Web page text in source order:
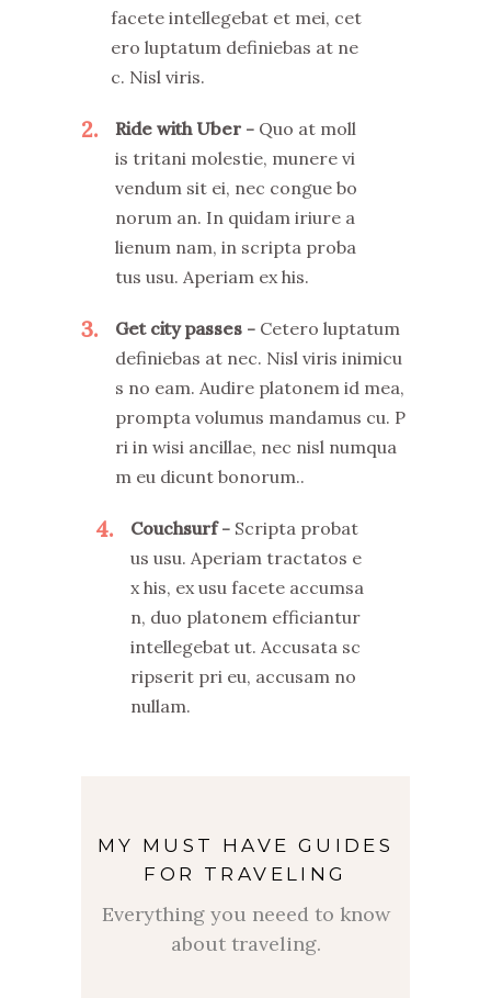
facete intellegebat et mei, cet
ero luptatum definiebas at ne
c. Nisl viris.
2 Ride with Uber
Quo at moll
is tritani molestie, munere vi
vendum sit ei, nec congue bo
norum an. In quidam iriure a
lienum nam, in scripta proba
tus usu. Aperiam ex his.
3 Get city passes
Cetero luptatum
definiebas at nec. Nisl viris inimicu
s no eam. Audire platonem id mea,
prompta volumus mandamus cu. P
ri in wisi ancillae, nec nisl numqua
m eu dicunt bonorum..
4 Couchsurf
Scripta probat
us usu. Aperiam tractatos e
x his, ex usu facete accumsa
n, duo platonem efficiantur
intellegebat ut. Accusata sc
ripserit pri eu, accusam no
nullam.
MY MUST HAVE GUIDES
FOR TRAVELING
Everything you neeed to know
about traveling.